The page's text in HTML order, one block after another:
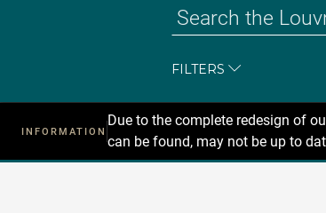
FILTERS
INFORMATION
Due to the complete redesign of
can be found, may not be up to
Recherche